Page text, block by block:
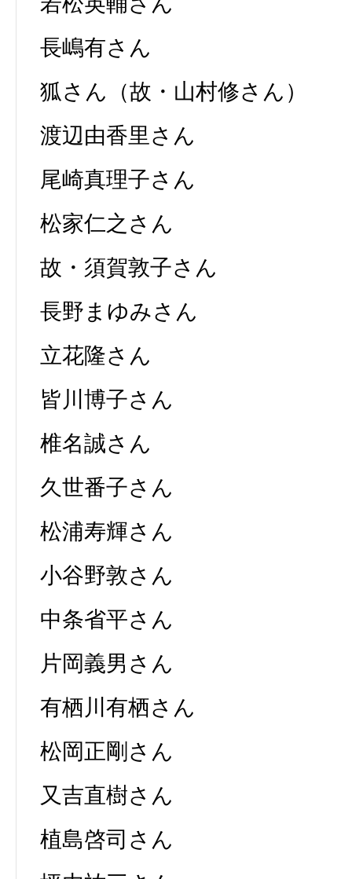
長嶋有さん
狐さん（故・山村修さん）
渡辺由香里さん
尾崎真理子さん
松家仁之さん
故・須賀敦子さん
長野まゆみさん
立花隆さん
皆川博子さん
椎名誠さん
久世番子さん
松浦寿輝さん
小谷野敦さん
中条省平さん
片岡義男さん
有栖川有栖さん
松岡正剛さん
又吉直樹さん
植島啓司さん